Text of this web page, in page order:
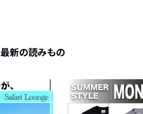
最新の読みもの